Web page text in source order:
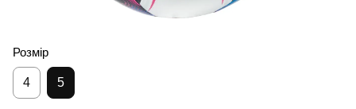
Розмір
4 5